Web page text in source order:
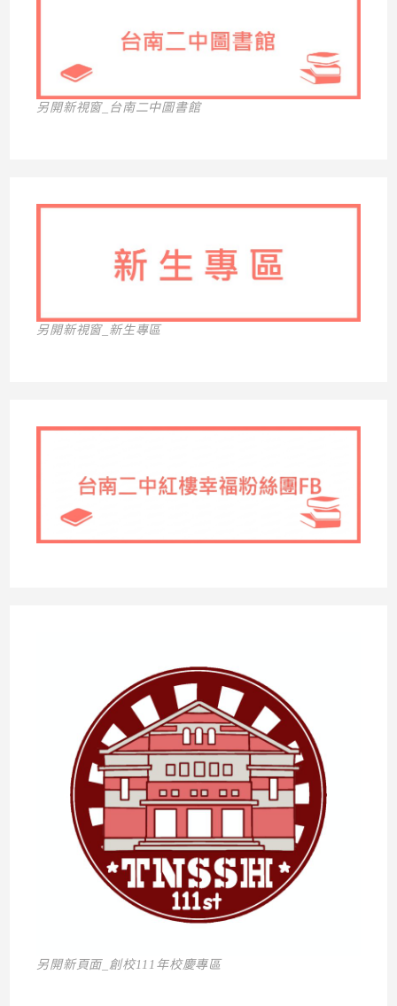
另開新視窗_台南二中圖書館
另開新視窗_新生專區
另開新頁面_創校111年校慶專區